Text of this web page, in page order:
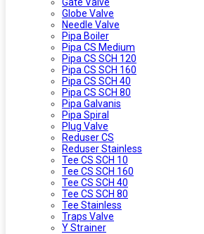
Globe Valve
Needle Valve
Pipa Boiler
Pipa CS Medium
Pipa CS SCH 120
Pipa CS SCH 160
Pipa CS SCH 40
Pipa CS SCH 80
Pipa Galvanis
Pipa Spiral
Plug Valve
Reduser CS
Reduser Stainless
Tee CS SCH 10
Tee CS SCH 160
Tee CS SCH 40
Tee CS SCH 80
Tee Stainless
Traps Valve
Y Strainer